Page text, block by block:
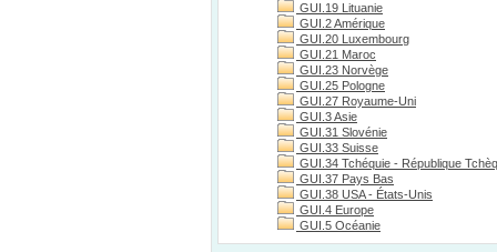
GUI.19 Lituanie
GUI.2 Amérique
GUI.20 Luxembourg
GUI.21 Maroc
GUI.23 Norvège
GUI.25 Pologne
GUI.27 Royaume-Uni
GUI.3 Asie
GUI.31 Slovénie
GUI.33 Suisse
GUI.34 Tchéquie - République
GUI.37 Pays Bas
GUI.38 USA - États-Unis
GUI.4 Europe
GUI.5 Océanie